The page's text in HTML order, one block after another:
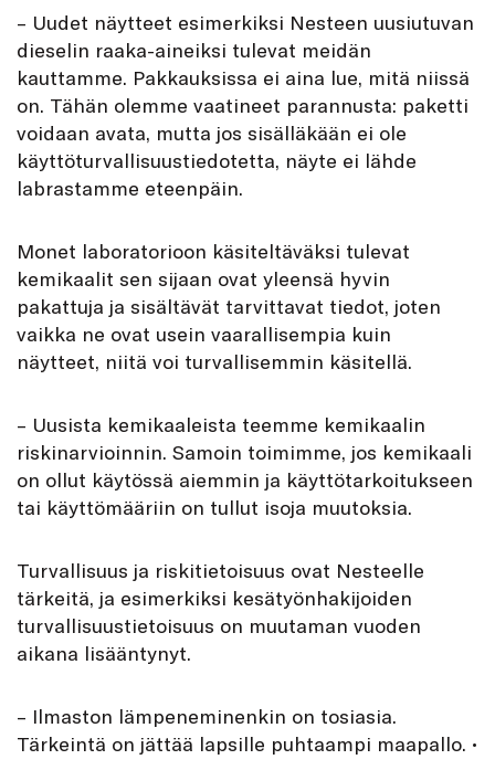
– Uudet näytteet esimerkiksi Nesteen uusiutuvan
dieselin raaka-aineiksi tulevat meidän
kauttamme. Pakkauksissa ei aina lue, mitä niissä
on. Tähän olemme vaatineet parannusta: paketti
voidaan avata, mutta jos sisälläkään ei ole
käyttöturvallisuustiedotetta, näyte ei lähde
labrastamme eteenpäin.
Monet laboratorioon käsiteltäväksi tulevat
kemikaalit sen sijaan ovat yleensä hyvin
pakattuja ja sisältävät tarvittavat tiedot, joten
vaikka ne ovat usein vaarallisempia kuin
näytteet, niitä voi turvallisemmin käsitellä.
– Uusista kemikaaleista teemme kemikaalin
riskinarvioinnin. Samoin toimimme, jos kemikaali
on ollut käytössä aiemmin ja käyttötarkoitukseen
tai käyttömääriin on tullut isoja muutoksia.
Turvallisuus ja riskitietoisuus ovat Nesteelle
tärkeitä, ja esimerkiksi kesätyönhakijoiden
turvallisuustietoisuus on muutaman vuoden
aikana lisääntynyt.
– Ilmaston lämpeneminenkin on tosiasia.
Tärkeintä on jättää lapsille puhtaampi maapallo. •